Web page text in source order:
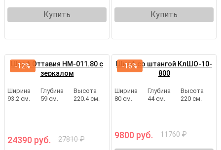
Купить Купить
Шкаф Оттавия НМ-011.80 с
зеркалом
Ширина
93.2 см.
Глубина
59 см.
Высота
220.4 см.
24390 руб. 27810 ₽
-12%
Шкаф со штангой КлШО-10-
800
Ширина
80 см.
Глубина
44 см.
Высота
220 см.
9800 руб. 11760 ₽
-16%